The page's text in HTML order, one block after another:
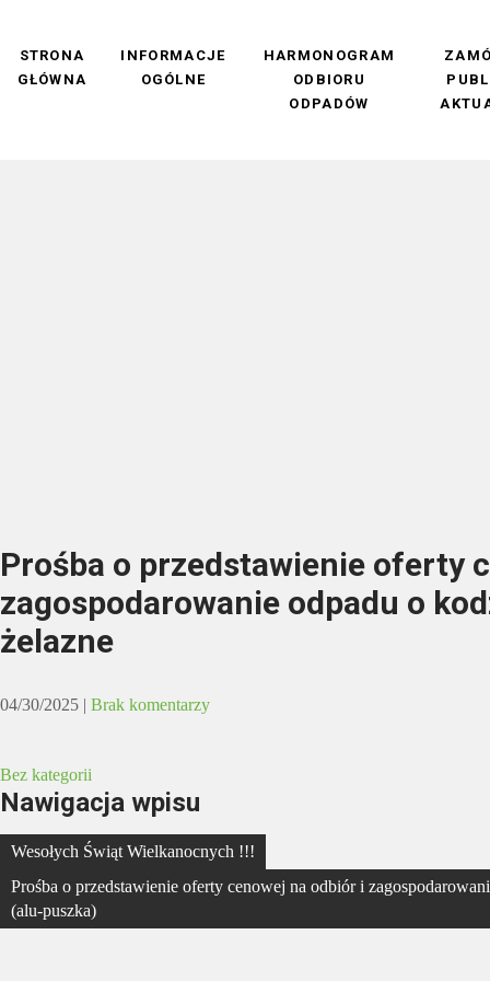
STRONA
GŁÓWNA
INFORMACJE
OGÓLNE
HARMONOGRAM
ODBIORU
ODPADÓW
Prośba o przedstawienie oferty
zagospodarowanie odpadu o
żelazne
04/30/2025 | Brak komentarzy
Bez kategorii
Nawigacja wpisu
Wesołych Świąt Wielkanocnych !!!
Prośba o przedstawienie oferty cenowej na odbiór i
(alu-puszka)